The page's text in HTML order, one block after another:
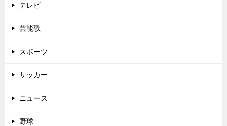
テレビ
芸能歌
スポーツ
サッカー
ニュース
野球